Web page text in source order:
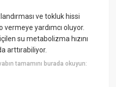
ve tokluk hissi
yardımcı oluyor.
su metabolizma hızını
arttırabiliyor.
tamamını burada okuyun: